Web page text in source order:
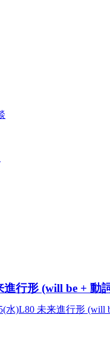
行形 (will be + 動
)L80 未来進行形 (will